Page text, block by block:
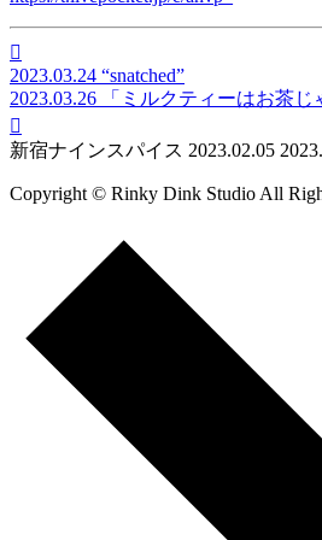

2023.03.24 “snatched”
2023.03.26
「ミルクティーはお茶

新宿ナインスパイス 2023.02.05
Copyright © Rinky Dink Studio All